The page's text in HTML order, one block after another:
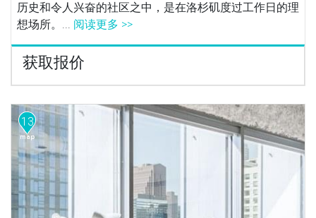
历史和令人兴奋的社区之中，是在洛杉矶度过工作日的理
想场所。... 阅读更多 >>
获取报价
13